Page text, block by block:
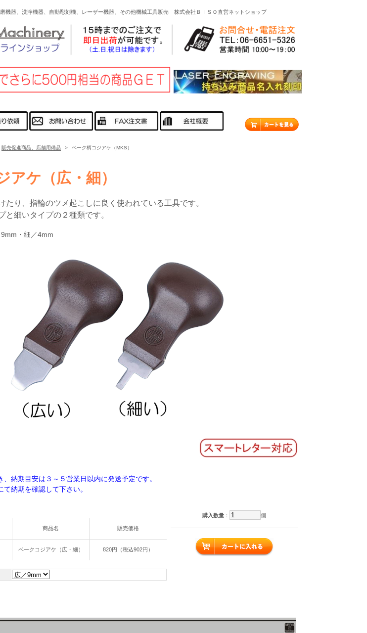
機器、洗浄機器、自動彫刻機、レーザー機器、その他機械工具販売 株式会社ＢＩＳＯ直営ネットショップ
販売促進商品、店舗用備品 > ベーク柄コジアケ（MKS）
アケ（広・細）
たり、指輪のツメ起こしに良く使われている工具です。
と細いタイプの２種類です。
・細／4mm
納期目安は３～５営業日以内に発送予定です。
納期を確認して下さい。
商品名 販売価格
ベークコジアケ（広・細） 820円（税込902円）
購入数量 ： 個